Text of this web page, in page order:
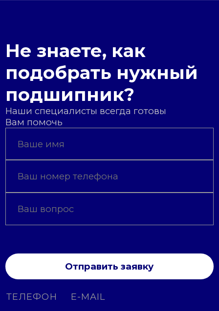
Не знаете, как
подобрать нужный
подшипник?
Наши специалисты всегда готовы
Вам помочь
Отправить заявку
ТЕЛЕФОН E-MAIL